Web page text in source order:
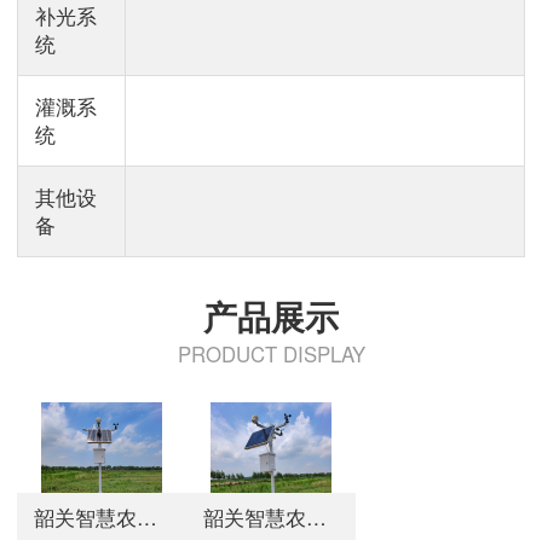
补光系
统
灌溉系
统
其他设
备
产品展示
PRODUCT DISPLAY
韶关智慧农业气象站 韶关智慧农业气象站